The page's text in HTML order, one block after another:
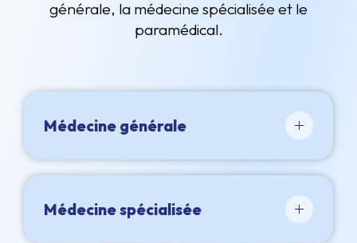
générale, la médecine spécialisée et le
paramédical.
Médecine générale
Médecine spécialisée